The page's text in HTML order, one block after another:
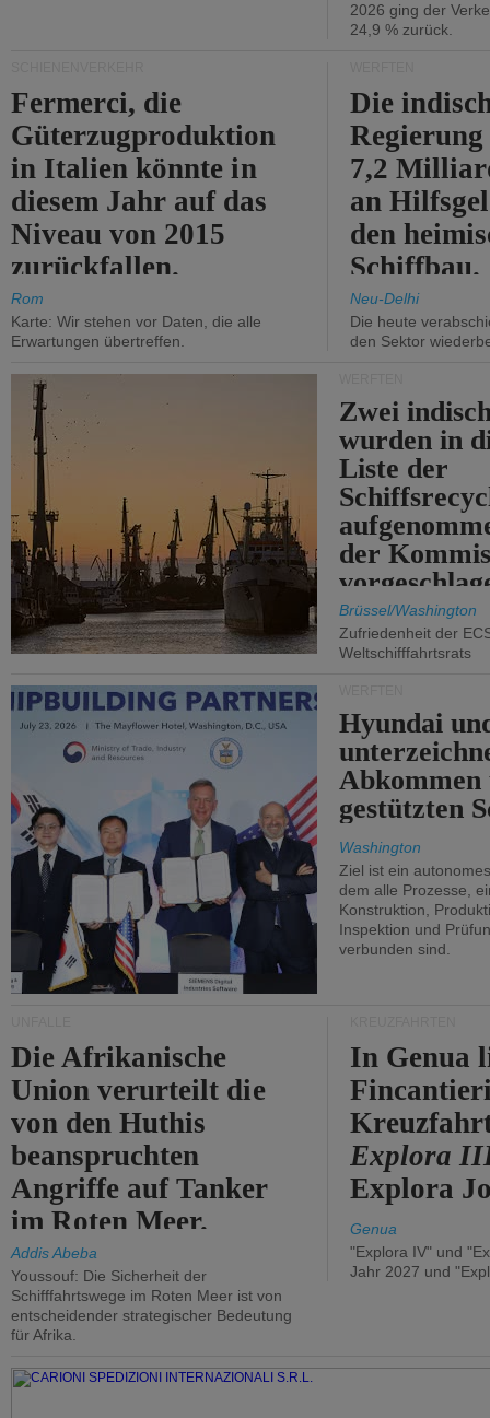
2026 ging der
24,9 % zurück.
Fermerci, die
Güterzugproduktion
in Italien könnte in
diesem Jahr auf das
Niveau von 2015
zurückfallen.
Rom
Karte: Wir stehen vor Daten, die alle
Erwartungen übertreffen.
Die
7,2
an
den
Schiffbau.
Neu-Delhi
Die heute
den Sektor
Zwei
wurden in
Liste der
der
Brüssel/Washington
Zufriedenheit der
Weltschifffahrtsrats
Hyundai
gestützten
Washington
Ziel ist ein
dem alle Prozesse,
Konstruktion,
Inspektion und
verbunden sind.
Die Afrikanische
Union verurteilt die
von den Huthis
beanspruchten
Angriffe auf Tanker
im Roten Meer.
Addis Abeba
Youssouf: Die Sicherheit der
Schifffahrtswege im Roten Meer ist von
entscheidender strategischer Bedeutung
für Afrika.
In Genua
Explora
Explora
Genua
"Explora IV" und
Jahr 2027 und